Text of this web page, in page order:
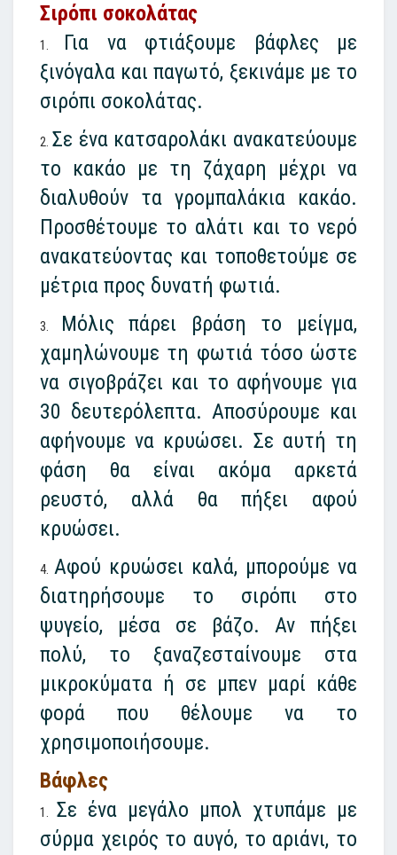
Σιρόπι σοκολάτας
Για να φτιάξουμε βάφλες με
ξινόγαλα και παγωτό, ξεκινάμε με το
σιρόπι σοκολάτας.
Σε ένα κατσαρολάκι ανακατεύουμε
το κακάο με τη ζάχαρη μέχρι να
διαλυθούν τα γρομπαλάκια κακάο.
Προσθέτουμε το αλάτι και το νερό
ανακατεύοντας και τοποθετούμε σε
μέτρια προς δυνατή φωτιά.
Μόλις πάρει βράση το μείγμα,
χαμηλώνουμε τη φωτιά τόσο ώστε
να σιγοβράζει και το αφήνουμε για
30 δευτερόλεπτα. Αποσύρουμε και
αφήνουμε να κρυώσει. Σε αυτή τη
φάση θα είναι ακόμα αρκετά
ρευστό, αλλά θα πήξει αφού
κρυώσει.
Αφού κρυώσει καλά, μπορούμε να
διατηρήσουμε το σιρόπι στο
ψυγείο, μέσα σε βάζο. Αν πήξει
πολύ, το ξαναζεσταίνουμε στα
μικροκύματα ή σε μπεν μαρί κάθε
φορά που θέλουμε να το
χρησιμοποιήσουμε.
Βάφλες
Σε ένα μεγάλο μπολ χτυπάμε με
σύρμα χειρός το αυγό, το αριάνι, το